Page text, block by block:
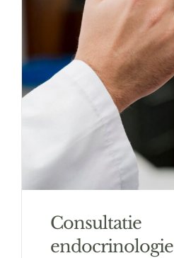
Consultatie
endocrinologie